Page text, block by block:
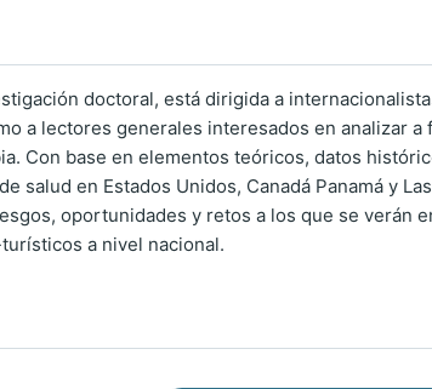
doctoral, está dirigida a
a lectores generales interesados en analizar
Con base en elementos teóricos, datos
salud en Estados Unidos, Canadá Panamá y
oportunidades y retos a los que se verán
a nivel nacional.